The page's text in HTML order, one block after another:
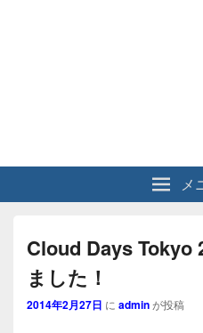
メ
Cloud Days Tokyo
ました！
2014年2月27日 に adminが投稿